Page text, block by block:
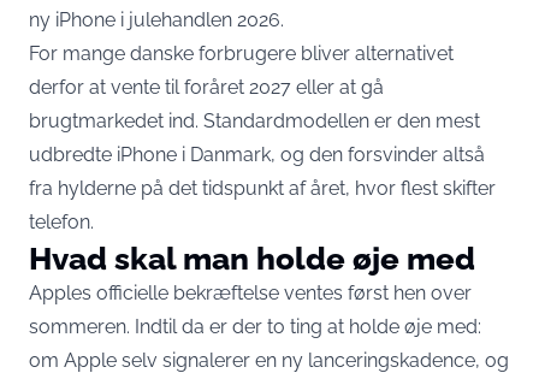
ny iPhone i julehandlen 2026.
For mange danske forbrugere bliver alternativet
derfor at vente til foråret 2027 eller at gå
brugtmarkedet ind. Standardmodellen er den mest
udbredte iPhone i Danmark, og den forsvinder altså
fra hylderne på det tidspunkt af året, hvor flest skifter
telefon.
Hvad skal man holde øje med
Apples officielle bekræftelse ventes først hen over
sommeren. Indtil da er der to ting at holde øje med:
om Apple selv signalerer en ny lanceringskadence, og